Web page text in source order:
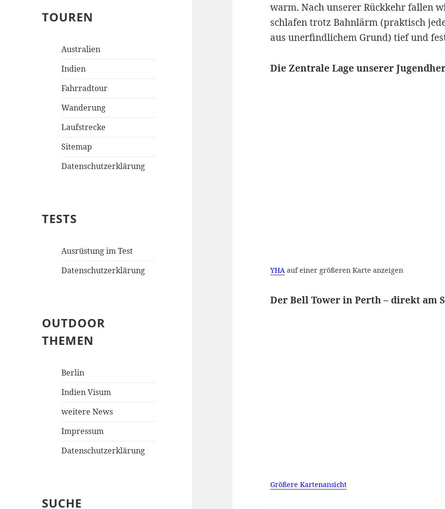
TOUREN
Australien
Indien
Fahrradtour
Wanderung
Laufstrecke
Sitemap
Datenschutzerklärung
TESTS
Ausrüstung im Test
Datenschutzerklärung
OUTDOOR
THEMEN
Berlin
Indien Visum
weitere News
Impressum
Datenschutzerklärung
SUCHE
warm. Nach unserer Rückkehr fallen
schlafen trotz Bahnlärm (praktisch
aus unerfindlichem Grund) tief und
Die Zentrale Lage unserer
YHA auf einer größeren Karte anzeigen
Der Bell Tower in Perth – direkt am
Größere Kartenansicht